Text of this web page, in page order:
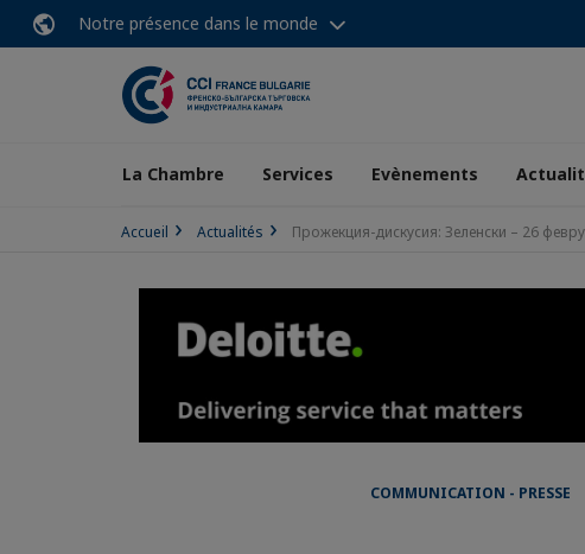
Notre présence dans le monde
La Chambre Services Evènements
Accueil Actualités Прожекция-дискусия: Зеленски – 26
COMMUNICATION - PRESSE